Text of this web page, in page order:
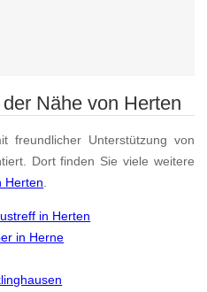
Nähe von Herten
freundlicher Unterstützung von
Dort finden Sie viele weitere
Herten
in Herten
in Herne